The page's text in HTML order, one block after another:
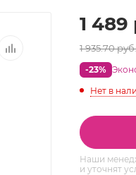
1 489
1 935.70руб.
-23%
Нет в
Наши
и уточнят